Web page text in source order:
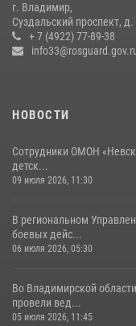
Владимирские
проведении «Дня огурца»
г. Владимир,
Суздальский проспект, д.
+ 7 (4922) 77-89-38
НОВОСТИ
Сотрудники ОМОН
детск...
09 июля 2026, 11:30
В региональном
боевых дейс...
06 июля 2026, 05:30
Во Владимирской
провели вед...
05 июля 2026, 11:45